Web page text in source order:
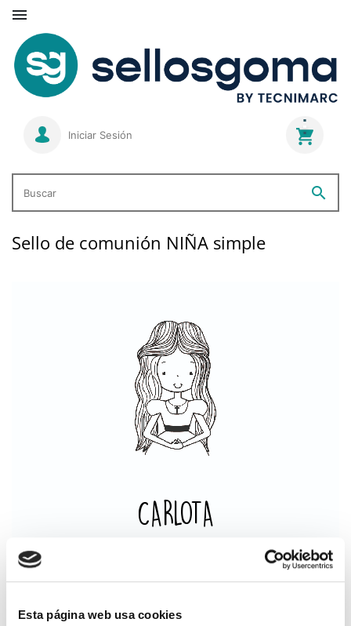
Esta página web usa cookies

Iniciar Sesión
Buscar
search
Sello de comunión NIÑA simple